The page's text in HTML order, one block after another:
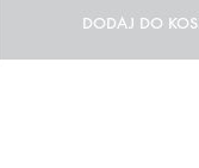
DODAJ DO